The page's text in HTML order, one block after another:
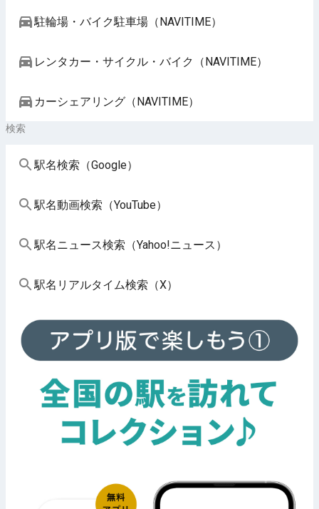
駐輪場・バイク駐車場（NAVITIME）
レンタカー・サイクル・バイク（NAVITIME）
カーシェアリング（NAVITIME）
検索
駅名検索（Google）
駅名動画検索（YouTube）
駅名ニュース検索（Yahoo!ニュース）
駅名リアルタイム検索（X）